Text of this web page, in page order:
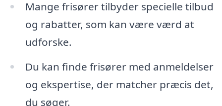
Mange frisører tilbyder specielle tilbud
og rabatter, som kan være værd at
udforske.
Du kan finde frisører med anmeldelser
og ekspertise, der matcher præcis det,
du søger.